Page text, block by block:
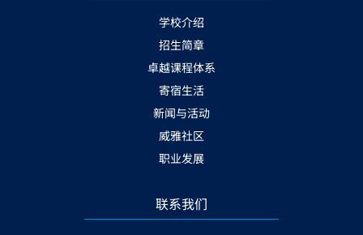
学校介绍
招生简章
卓越课程体系
寄宿生活
新闻与活动
威雅社区
职业发展
联系我们